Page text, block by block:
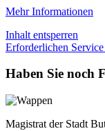
Mehr Informationen
Inhalt entsperren
Erforderlichen
Haben Sie noch
Magistrat der Stadt